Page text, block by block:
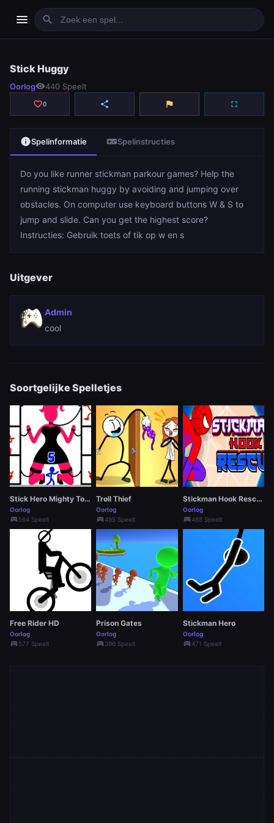
menu search
play_arrowSpelen
Stick Huggy
Oorlogvisibility440 Speelt
favorite_border0 share flag fullscreen
infoSpelinformatie videogame_assetSpelinstructies
Do you like runner stickman parkour games? Help the
running stickman huggy by avoiding and jumping over
obstacles. On computer use keyboard buttons W & S to
jump and slide. Can you get the highest score?
Instructies: Gebruik toets of tik op w en s
Uitgever
Admin
cool
Soortgelijke Spelletjes
Stick Hero Mighty Tower Wars
Oorlog
sports_esports564 Speelt
Troll Thief
Oorlog
sports_esports495 Speelt
Stickman Hook Rescue
Oorlog
sports_esports488 Speelt
Free Rider HD
Oorlog
sports_esports577 Speelt
Prison Gates
Oorlog
sports_esports396 Speelt
Stickman Hero
Oorlog
sports_esports471 Speelt